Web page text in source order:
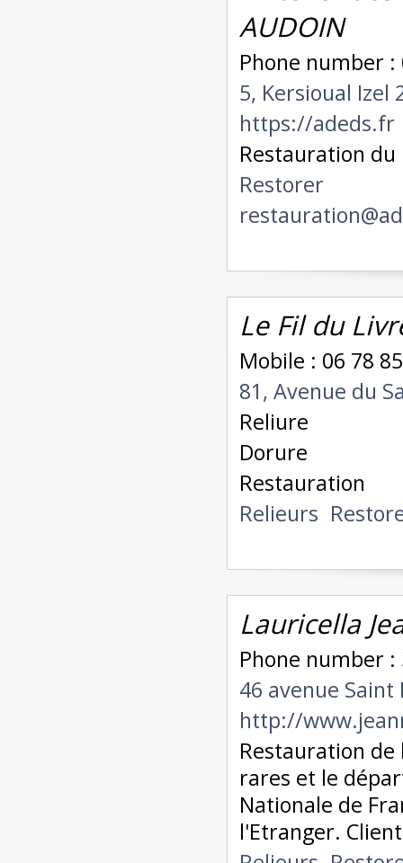
AUDOIN
Phone number :
5, Kersioual Izel
https://adeds.fr
Restauration
Restorer
Le Fil du
Mobile : 06 78
81, Avenue du
Reliure
Dorure
Restauration
Relieurs
Lauricella
Phone number :
46 avenue Saint
http://
Restauration de
rares et le
Nationale de
l'Etranger.